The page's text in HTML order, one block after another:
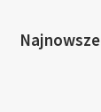
Najnowsze